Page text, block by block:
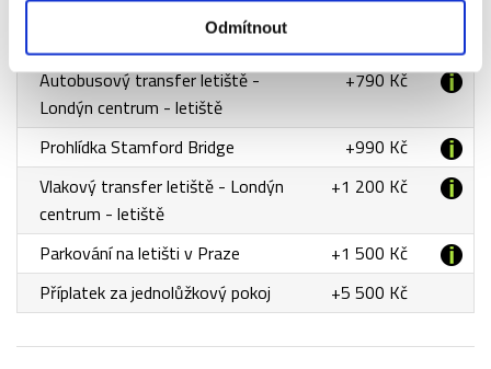
Odmítnout
Autobusový transfer letiště -
Londýn centrum - letiště
+790 Kč
Prohlídka Stamford Bridge
+990 Kč
Vlakový transfer letiště - Londýn
centrum - letiště
+1 200 Kč
Parkování na letišti v Praze
+1 500 Kč
Příplatek za jednolůžkový pokoj
+5 500 Kč